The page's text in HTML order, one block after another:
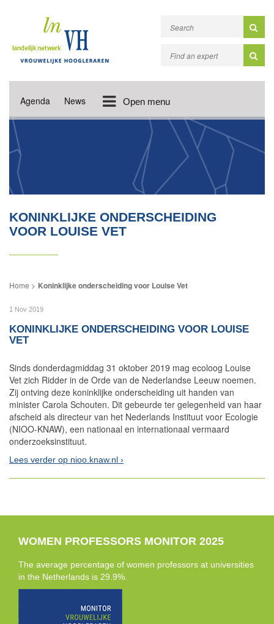
Agenda News Open menu
KONINKLIJKE ONDERSCHEIDING
VOOR LOUISE VET
Koninklijke onderscheiding voor Louise Vet
1 Nov 2019
KONINKLIJKE ONDERSCHEIDING VOOR LOUISE
VET
Sinds donderdagmiddag 31 oktober 2019 mag ecoloog Louise
Vet zich Ridder in de Orde van de Nederlandse Leeuw noemen.
Zij ontving deze koninklijke onderscheiding uit handen van
minister Carola Schouten. Dit gebeurde ter gelegenheid van haar
afscheid als directeur van het Nederlands Instituut voor Ecologie
(NIOO-KNAW), een nationaal en internationaal vermaard
onderzoeksinstituut.
Lees verder op nioo.knaw.nl
WOMEN PROFESSORS MONITOR 2025
The average percentage of women professors at universities
in the Netherlands is 29.9%.